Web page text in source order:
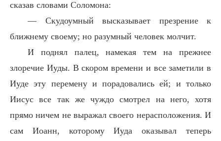
сказав словами Соломона:
— Скудоумный высказывает презрение к
ближнему своему; но разумный человек молчит.
И поднял палец, намекая тем на прежнее
злоречие Иуды. В скором времени и все заметили в
Иуде эту перемену и порадовались ей; и только
Иисус все так же чуждо смотрел на него, хотя
прямо ничем не выражал своего нерасположения. И
сам Иоанн, которому Иуда оказывал теперь